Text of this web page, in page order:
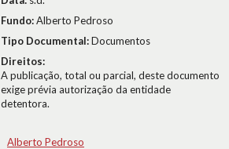
Fundo:Alberto Pedroso
Tipo Documental:Documentos
Direitos:
A publicação, total ou parcial, deste documento
exige prévia autorização da entidade
detentora.
Alberto Pedroso